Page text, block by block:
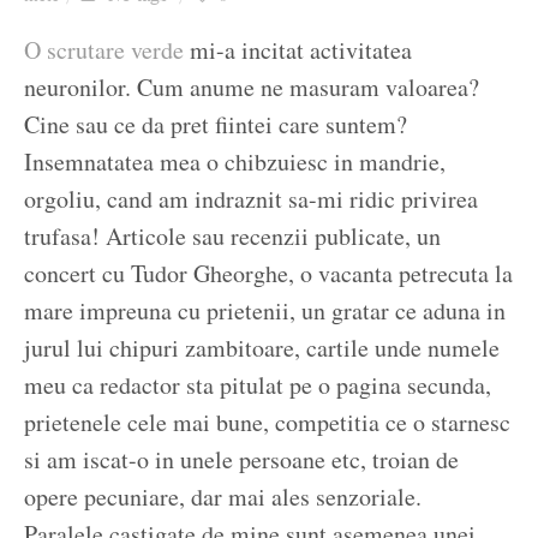
O scrutare verde mi-a incitat activitatea
neuronilor. Cum anume ne masuram valoarea?
Cine sau ce da pret fiintei care suntem?
Insemnatatea mea o chibzuiesc in mandrie,
orgoliu, cand am indraznit sa-mi ridic privirea
trufasa! Articole sau recenzii publicate, un
concert cu Tudor Gheorghe, o vacanta petrecuta la
mare impreuna cu prietenii, un gratar ce aduna in
jurul lui chipuri zambitoare, cartile unde numele
meu ca redactor sta pitulat pe o pagina secunda,
prietenele cele mai bune, competitia ce o starnesc
si am iscat-o in unele persoane etc, troian de
opere pecuniare, dar mai ales senzoriale.